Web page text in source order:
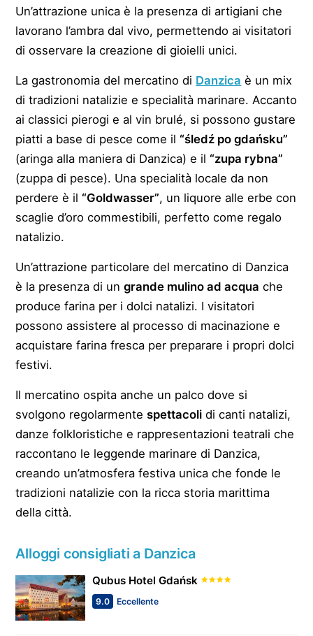
Un’attrazione unica è la presenza di artigiani che
lavorano l’ambra dal vivo, permettendo ai visitatori
di osservare la creazione di gioielli unici.
La gastronomia del mercatino di Danzica è un mix
di tradizioni natalizie e specialità marinare. Accanto
ai classici pierogi e al vin brulé, si possono gustare
piatti a base di pesce come il“śledź po gdańsku”
(aringa alla maniera di Danzica) e il“zupa rybna”
(zuppa di pesce). Una specialità locale da non
perdere è il“Goldwasser”, un liquore alle erbe con
scaglie d’oro commestibili, perfetto come regalo
natalizio.
Un’attrazione particolare del mercatino di Danzica
è la presenza di ungrande mulino ad acqua che
produce farina per i dolci natalizi. I visitatori
possono assistere al processo di macinazione e
acquistare farina fresca per preparare i propri dolci
festivi.
Il mercatino ospita anche un palco dove si
svolgono regolarmentespettacoli di canti natalizi,
danze folkloristiche e rappresentazioni teatrali che
raccontano le leggende marinare di Danzica,
creando un’atmosfera festiva unica che fonde le
tradizioni natalizie con la ricca storia marittima
della città.
Alloggi consigliati a Danzica
Qubus Hotel Gdańsk
9.0 Eccellente